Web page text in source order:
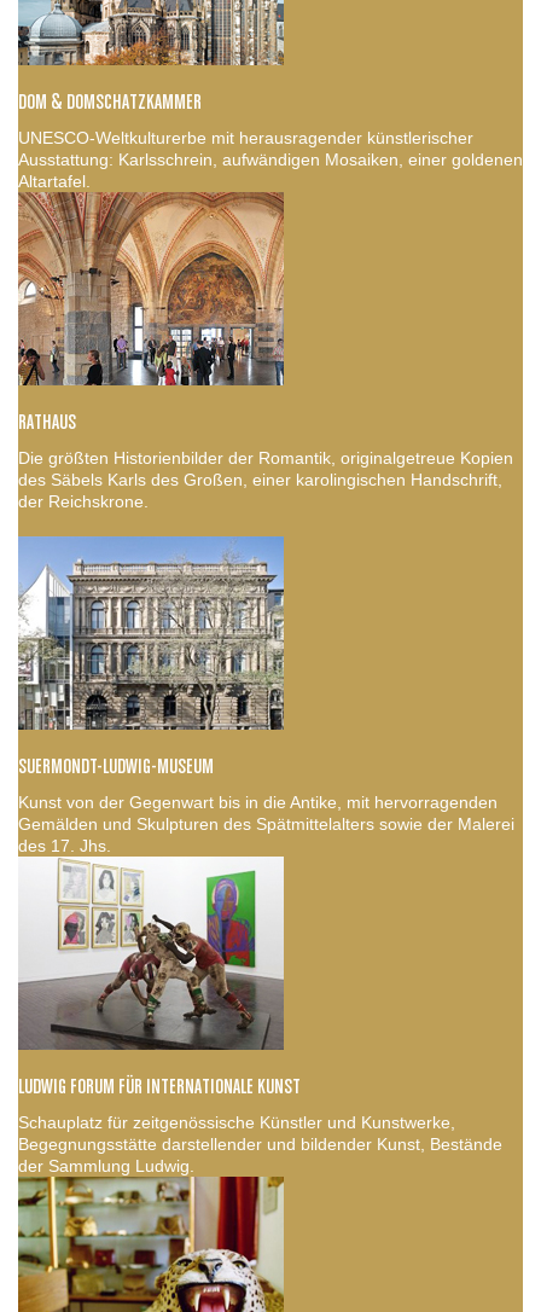
DOM & DOMSCHATZKAMMER
UNESCO-Weltkulturerbe mit herausragender künstlerischer
Ausstattung: Karlsschrein, aufwändigen Mosaiken, einer goldenen
Altartafel.
RATHAUS
Die größten Historienbilder der Romantik, originalgetreue Kopien
des Säbels Karls des Großen, einer karolingischen Handschrift,
der Reichskrone.
SUERMONDT-LUDWIG-MUSEUM
Kunst von der Gegenwart bis in die Antike, mit hervorragenden
Gemälden und Skulpturen des Spätmittelalters sowie der Malerei
des 17. Jhs.
LUDWIG FORUM FÜR INTERNATIONALE KUNST
Schauplatz für zeitgenössische Künstler und Kunstwerke,
Begegnungsstätte darstellender und bildender Kunst, Bestände
der Sammlung Ludwig.